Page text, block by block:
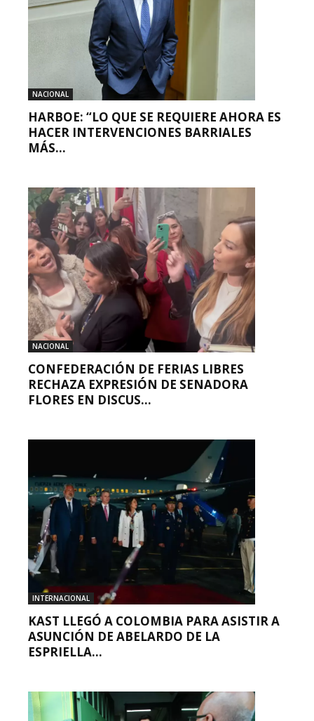
NACIONAL
HARBOE: “LO QUE SE REQUIERE AHORA ES
HACER INTERVENCIONES BARRIALES
MÁS...
NACIONAL
CONFEDERACIÓN DE FERIAS LIBRES
RECHAZA EXPRESIÓN DE SENADORA
FLORES EN DISCUS...
INTERNACIONAL
KAST LLEGÓ A COLOMBIA PARA ASISTIR A
ASUNCIÓN DE ABELARDO DE LA
ESPRIELLA...